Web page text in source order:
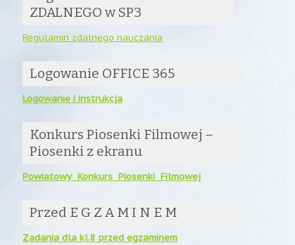
ZDALNEGO w SP3
Regulamin zdalnego nauczania
Logowanie OFFICE 365
Logowanie i instrukcja
Konkurs Piosenki Filmowej –
Piosenki z ekranu
Powiatowy Konkurs Piosenki Filmowej
Przed E G Z A M I N E M
Zadania dla kl.8 przed egzaminem